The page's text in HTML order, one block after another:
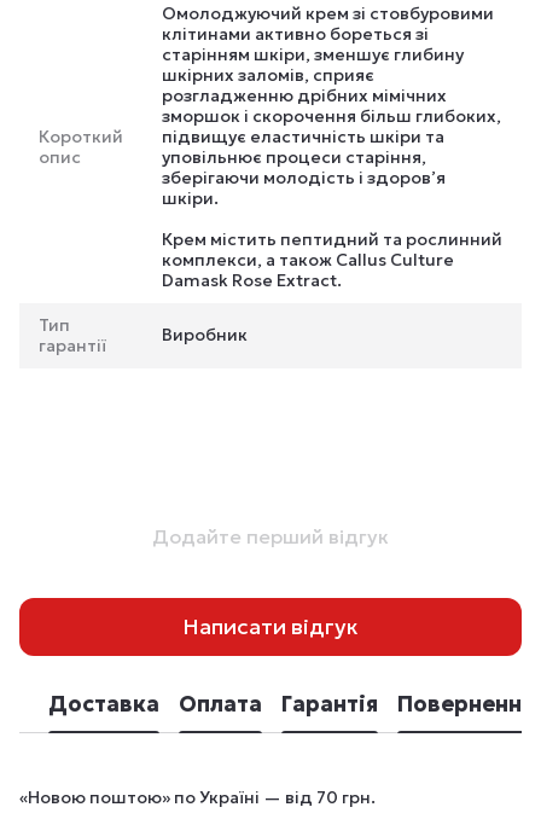
Короткий
опис
Омолоджуючий крем зі стовбуровими
клітинами активно бореться зі
старінням шкіри, зменшує глибину
шкірних заломів, сприяє
розгладженню дрібних мімічних
зморшок і скорочення більш глибоких,
підвищує еластичність шкіри та
уповільнює процеси старіння,
зберігаючи молодість і здоров’я
шкіри.
Крем містить пептидний та рослинний
комплекси, а також Callus Culture
Damask Rose Extract.
Тип
гарантії
Виробник
Додайте перший відгук
Написати відгук
Доставка Оплата Гарантія Повернення
«Новою поштою» по Україні — від 70 грн.